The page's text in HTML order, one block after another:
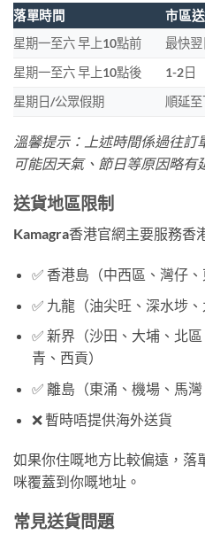
落單時間 市區
星期一至六 早上10點前
最快翌
星期一至六 早上10點後
1-2日
星期日/公眾假期
順延
溫馨提示：上述時間係過往訂
可能因天氣、節日等原因略有
送貨地區限制
Kamagra香港官網主要服務香
✅ 香港島（中西區、灣仔、
✅ 九龍（油尖旺、深水埗
✅ 新界（沙田、大埔、北
青、西貢）
✅ 離島（東涌、機場、馬灣
❌ 暫時唔提供海外送貨
如果你住嘅地方比較偏遠，落
咪覆蓋到你嘅地址。
常見送貨問題